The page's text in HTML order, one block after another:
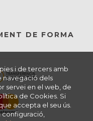
i de tercers amb
navegació dels
servei en el web, de
de Cookies. Si
accepta el seu ús.
DE FORMA